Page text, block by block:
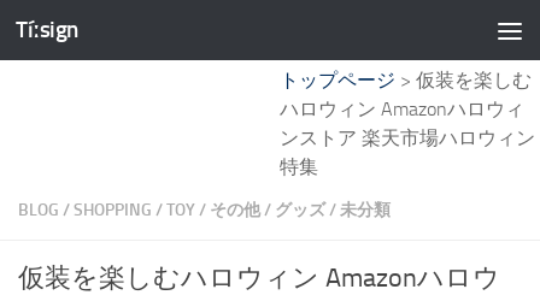
コンテンツへスキップ
Tíːsign
トップページ > 仮装を楽しむ
ハロウィン Amazonハロウィ
ンストア 楽天市場ハロウィン
特集
BLOG /SHOPPING /TOY/ その他/ グッズ/未分類
仮装を楽しむハロウィン Amazonハロウ